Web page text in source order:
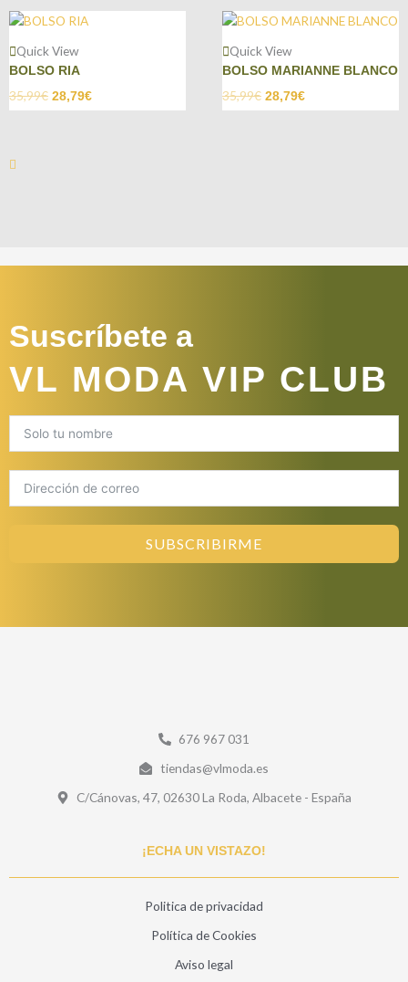
Quick View
BOLSO RIA
35,99€ 28,79€
Quick View
BOLSO MARIANNE BLANCO
35,99€ 28,79€
Suscríbete a
VL MODA VIP CLUB
SUBSCRIBIRME
676 967 031
tiendas@vlmoda.es
C/Cánovas, 47, 02630 La Roda, Albacete - España
¡ECHA UN VISTAZO!
Politica de privacidad
Política de Cookies
Aviso legal